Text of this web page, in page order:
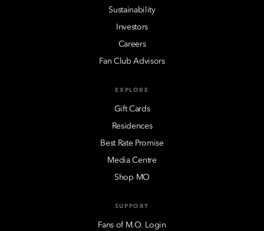
Sustainability
Investors
Careers
Fan Club Advisors
EXPLORE
Gift Cards
Residences
Best Rate Promise
Media Centre
Shop MO
SUPPORT
Fans of M.O. Login